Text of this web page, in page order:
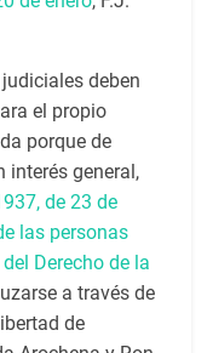
deben
el propio
porque de
interés general,
de 23 de
las personas
Derecho de la
a través de
de